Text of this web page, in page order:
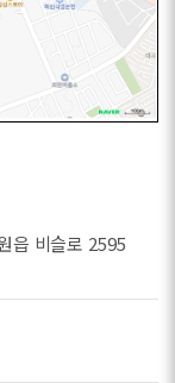
읍 비슬로 2595